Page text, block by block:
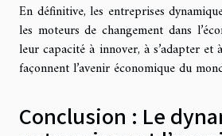
En définitive, les entreprises
les moteurs de changement dans
leur capacité à innover, à s’adapter et
façonnent l’avenir économique du
Conclusion : Le